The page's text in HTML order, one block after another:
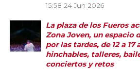
15:58 24 Jun 2026
La plaza de los Fueros
Zona Joven, un espacio
por las tardes, de 12 a 17
hinchables, talleres,
conciertos y retos